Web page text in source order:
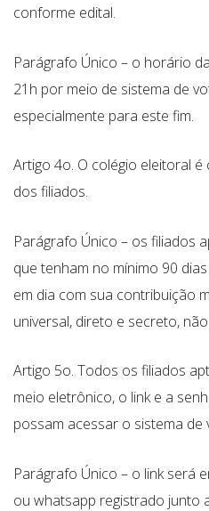
conforme edital.
Parágrafo Único – o horário
21h por meio de sistema de
especialmente para este fim.
Artigo 4o. O colégio eleitoral
dos filiados.
Parágrafo Único – os filiados
que tenham no mínimo 90
em dia com sua contribuição
universal, direto e secreto,
Artigo 5o. Todos os filiados
meio eletrônico, o link e a
possam acessar o sistema de
Parágrafo Único – o link será
ou whatsapp registrado junto